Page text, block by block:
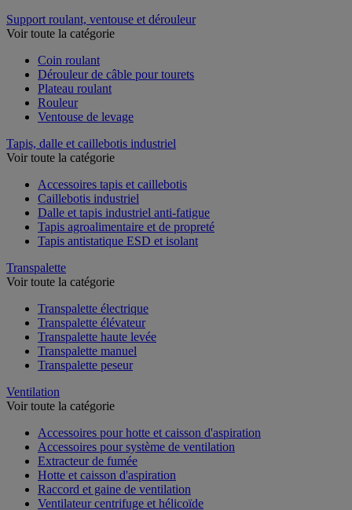
Support roulant, ventouse et dérouleur
Voir toute la catégorie
Coin roulant
Dérouleur de câble pour tourets
Plateau roulant
Rouleur
Ventouse de levage
Tapis, dalle et caillebotis industriel
Voir toute la catégorie
Accessoires tapis et caillebotis
Caillebotis industriel
Dalle et tapis industriel anti-fatigue
Tapis agroalimentaire et de propreté
Tapis antistatique ESD et isolant
Transpalette
Voir toute la catégorie
Transpalette électrique
Transpalette élévateur
Transpalette haute levée
Transpalette manuel
Transpalette peseur
Ventilation
Voir toute la catégorie
Accessoires pour hotte et caisson d'aspiration
Accessoires pour système de ventilation
Extracteur de fumée
Hotte et caisson d'aspiration
Raccord et gaine de ventilation
Ventilateur centrifuge et hélicoïde